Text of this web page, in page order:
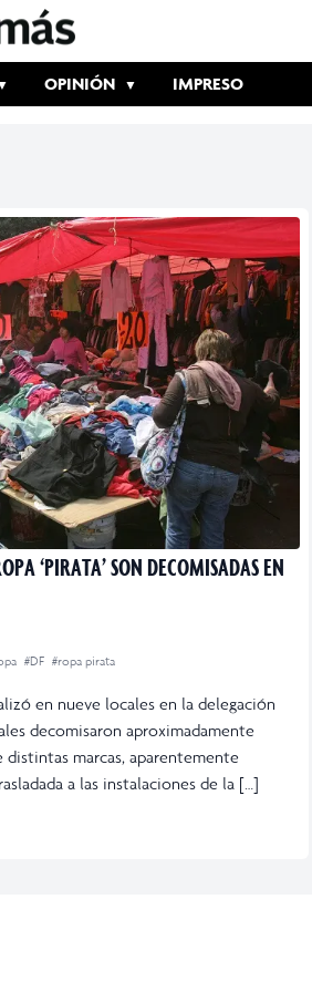
OPINIÓN IMPRESO
‘PIRATA’ SON DECOMISADAS EN
#DF #ropa pirata
en nueve locales en la delegación
decomisaron aproximadamente
marcas, aparentemente
a las instalaciones de la […]